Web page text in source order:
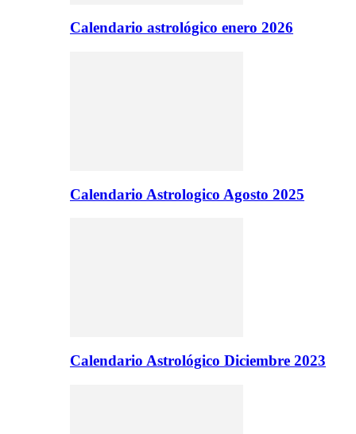
Calendario astrológico enero 2026
Calendario Astrologico Agosto 2025
Calendario Astrológico Diciembre 2023